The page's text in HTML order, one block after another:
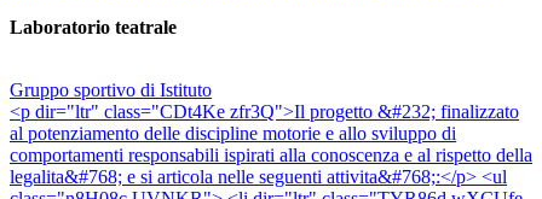
Laboratorio teatrale
Gruppo sportivo di Istituto
<p dir="ltr" class="CDt4Ke zfr3Q">Il progetto &#232; finalizzato
al potenziamento delle discipline motorie e allo sviluppo di
comportamenti responsabili ispirati alla conoscenza e al rispetto della
legalita&#768; e si articola nelle seguenti attivita&#768;:</p> <ul